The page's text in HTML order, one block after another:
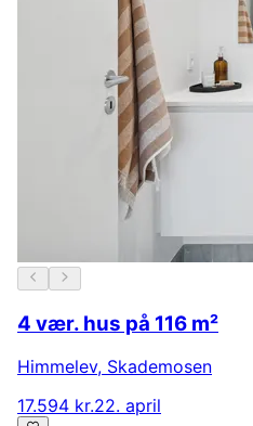
4 vær. hus på 116 m²
Himmelev, Skademosen
17.594 kr.22. april